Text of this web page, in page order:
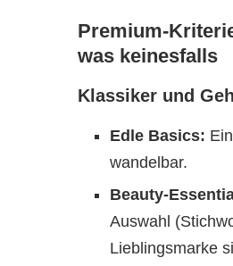
Premium-
was keinesfalls
Klassiker und
Edle Basics:
wandelbar.
Beauty-
Auswahl
Lieblingsmarke